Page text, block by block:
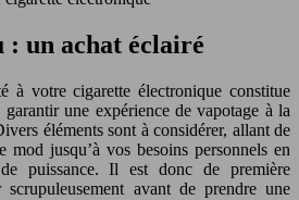
: un achat éclairé
à votre cigarette électronique constitue
une expérience de vapotage à la
éléments sont à considérer, allant de
jusqu’à vos besoins personnels en
puissance. Il est donc de première
scrupuleusement avant de prendre une